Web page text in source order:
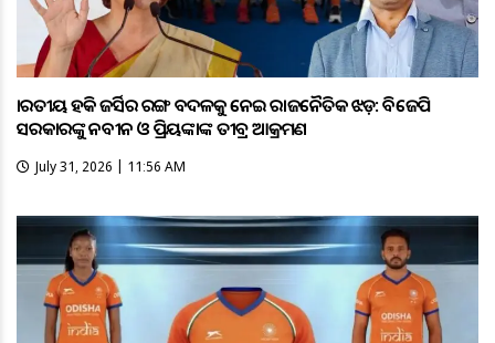
ଭାରତୀୟ ହକି ଜର୍ସିର ରଙ୍ଗ ବଦଳକୁ ନେଇ ରାଜନୈତିକ ଝଡ଼: ବିଜେପି
ସରକାରଙ୍କୁ ନବୀନ ଓ ପ୍ରିୟଙ୍କାଙ୍କ ତୀବ୍ର ଆକ୍ରମଣ
July 31, 2026 | 11:56 AM